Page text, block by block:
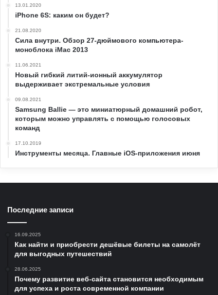
13.01.2020
iPhone 6S: каким он будет?
21.08.2020
Сила внутри. Обзор 27-дюймового компьютера-
моноблока iMac 2013
11.06.2021
Новый гибкий литий-ионный аккумулятор
выдерживает экстремальные условия
09.08.2021
Samsung Ballie — это миниатюрный домашний робот,
которым можно управлять с помощью голосовых
команд
17.10.2019
Инструменты месяца. Главные iOS-приложения июня
Последние записи
16.09.2025
Как найти и приобрести дешёвые билеты на самолёт
для выгодных путешествий
28.06.2025
Почему развитие веб-сайта становится необходимым
для успеха и роста современной компании